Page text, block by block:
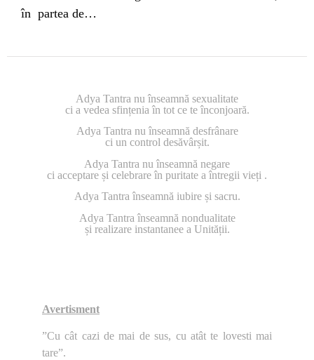
în partea de…
Adya Tantra nu înseamnă sexualitate
ci a vedea sfințenia în tot ce te înconjoară.
Adya Tantra nu înseamnă desfrânare
ci un control desăvârșit.
Adya Tantra nu înseamnă negare
ci acceptare și celebrare în puritate a întregii vieți .
Adya Tantra înseamnă iubire și sacru.
Adya Tantra înseamnă nondualitate
și realizare instantanee a Unității.
Avertisment
”Cu cât cazi de mai de sus, cu atât te lovesti mai
tare”.